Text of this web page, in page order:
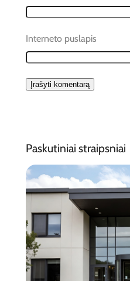
Interneto puslapis
Paskutiniai straipsniai